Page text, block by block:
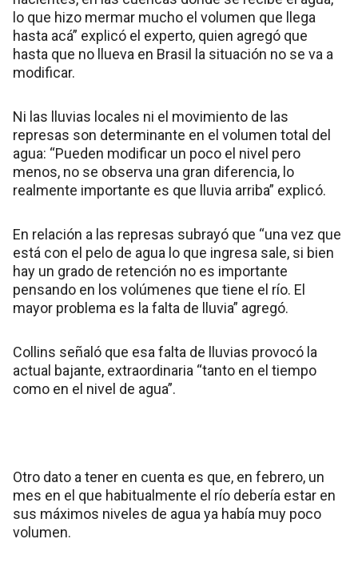
lo que hizo mermar mucho el volumen que llega
hasta acá” explicó el experto, quien agregó que
hasta que no llueva en Brasil la situación no se va a
modificar.
Ni las lluvias locales ni el movimiento de las
represas son determinante en el volumen total del
agua: “Pueden modificar un poco el nivel pero
menos, no se observa una gran diferencia, lo
realmente importante es que lluvia arriba” explicó.
En relación a las represas subrayó que “una vez que
está con el pelo de agua lo que ingresa sale, si bien
hay un grado de retención no es importante
pensando en los volúmenes que tiene el río. El
mayor problema es la falta de lluvia” agregó.
Collins señaló que esa falta de lluvias provocó la
actual bajante, extraordinaria “tanto en el tiempo
como en el nivel de agua”.
Otro dato a tener en cuenta es que, en febrero, un
mes en el que habitualmente el río debería estar en
sus máximos niveles de agua ya había muy poco
volumen.